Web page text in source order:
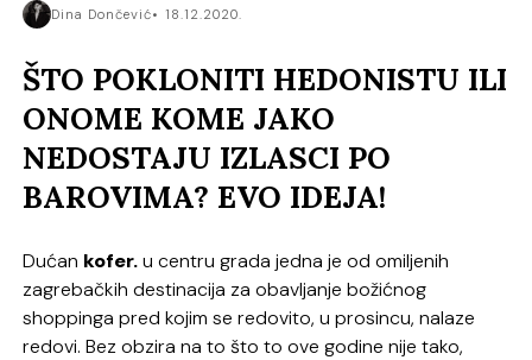
Dina Dončević 18.12.2020.
ŠTO POKLONITI HEDONISTU ILI
ONOME KOME JAKO
NEDOSTAJU IZLASCI PO
BAROVIMA? EVO IDEJA!
Dućan kofer.u centru grada jedna je od omiljenih
zagrebačkih destinacija za obavljanje božićnog
shoppinga pred kojim se redovito, u prosincu, nalaze
redovi. Bez obzira na to što to ove godine nije tako,